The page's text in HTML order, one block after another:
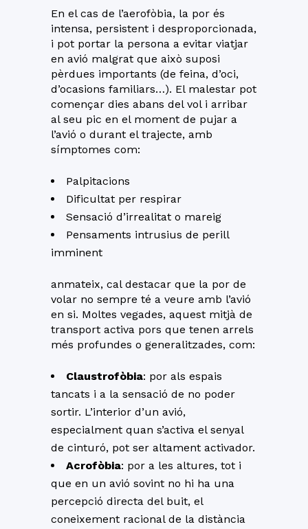
En el cas de l’aerofòbia, la por és
intensa, persistent i desproporcionada,
i pot portar la persona a evitar viatjar
en avió malgrat que això suposi
pèrdues importants (de feina, d’oci,
d’ocasions familiars…). El malestar pot
començar dies abans del vol i arribar
al seu pic en el moment de pujar a
l’avió o durant el trajecte, amb
símptomes com:
Palpitacions
Dificultat per respirar
Sensació d’irrealitat o mareig
Pensaments intrusius de perill
imminent
anmateix, cal destacar que la por de
volar no sempre té a veure amb l’avió
en si. Moltes vegades, aquest mitjà de
transport activa pors que tenen arrels
més profundes o generalitzades, com:
Claustrofòbia: por als espais
tancats i a la sensació de no poder
sortir. L’interior d’un avió,
especialment quan s’activa el senyal
de cinturó, pot ser altament activador.
Acrofòbia: por a les altures, tot i
que en un avió sovint no hi ha una
percepció directa del buit, el
coneixement racional de la distància